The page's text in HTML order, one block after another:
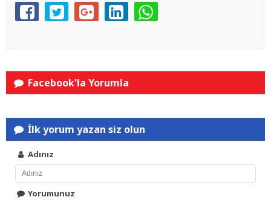
Facebook'la Yorumla
İlk yorum yazan siz olun
Adınız
Yorumunuz